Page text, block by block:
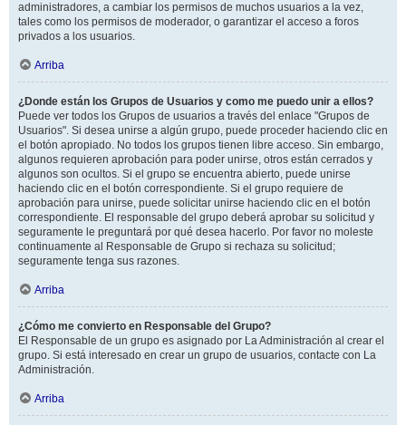
administradores, a cambiar los permisos de muchos usuarios a la vez,
tales como los permisos de moderador, o garantizar el acceso a foros
privados a los usuarios.
Arriba
¿Donde están los Grupos de Usuarios y como me puedo unir a ellos?
Puede ver todos los Grupos de usuarios a través del enlace "Grupos de
Usuarios". Si desea unirse a algún grupo, puede proceder haciendo clic en
el botón apropiado. No todos los grupos tienen libre acceso. Sin embargo,
algunos requieren aprobación para poder unirse, otros están cerrados y
algunos son ocultos. Si el grupo se encuentra abierto, puede unirse
haciendo clic en el botón correspondiente. Si el grupo requiere de
aprobación para unirse, puede solicitar unirse haciendo clic en el botón
correspondiente. El responsable del grupo deberá aprobar su solicitud y
seguramente le preguntará por qué desea hacerlo. Por favor no moleste
continuamente al Responsable de Grupo si rechaza su solicitud;
seguramente tenga sus razones.
Arriba
¿Cómo me convierto en Responsable del Grupo?
El Responsable de un grupo es asignado por La Administración al crear el
grupo. Si está interesado en crear un grupo de usuarios, contacte con La
Administración.
Arriba